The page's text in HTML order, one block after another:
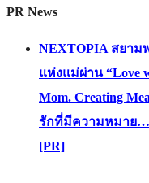
PR News
NEXTOPIA สยาม
แห่งแม่ผ่าน “Love
Mom. Creating
รักที่มีความหมาย
[PR]